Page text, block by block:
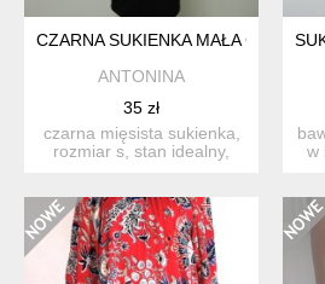
CZARNA SUKIENKA MAŁA CZARNA
ANTONINA
35 zł
czarna mięsista sukienka,
rozmiar s, stan idealny,
w